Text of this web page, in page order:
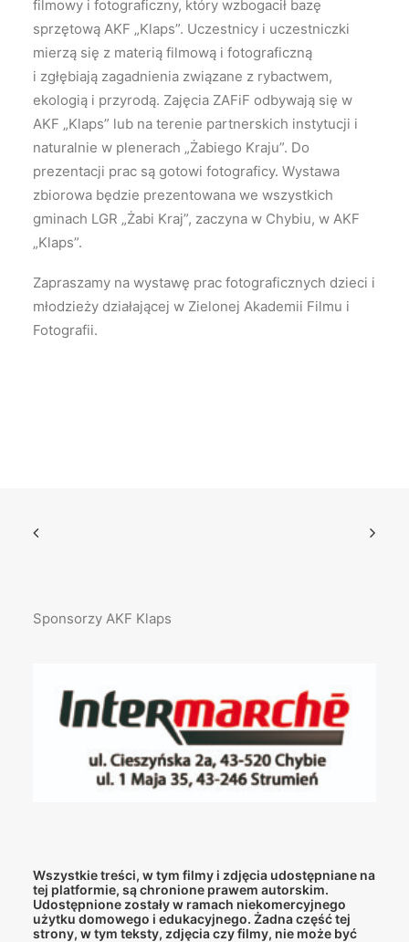
filmowy i fotograficzny, który wzbogacił bazę
sprzętową AKF „Klaps”. Uczestnicy i uczestniczki
mierzą się z materią filmową i fotograficzną
i zgłębiają zagadnienia związane z rybactwem,
ekologią i przyrodą. Zajęcia ZAFiF odbywają się w
AKF „Klaps” lub na terenie partnerskich instytucji i
naturalnie w plenerach „Żabiego Kraju”. Do
prezentacji prac są gotowi fotograficy. Wystawa
zbiorowa będzie prezentowana we wszystkich
gminach LGR „Żabi Kraj”, zaczyna w Chybiu, w AKF
„Klaps”.
Zapraszamy na wystawę prac fotograficznych dzieci i
młodzieży działającej w Zielonej Akademii Filmu i
Fotografii.
Sponsorzy AKF Klaps
Wszystkie treści, w tym filmy i zdjęcia udostępniane na
tej platformie, są chronione prawem autorskim.
Udostępnione zostały w ramach niekomercyjnego
użytku domowego i edukacyjnego. Żadna część tej
strony, w tym teksty, zdjęcia czy filmy, nie może być